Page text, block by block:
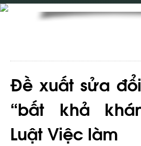
Đề xuất sửa
“bất khả
Luật Việc làm